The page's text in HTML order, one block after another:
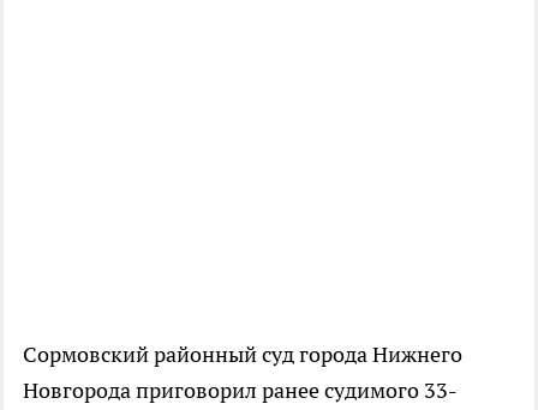
Сормовский районный суд города Нижнего
Новгорода приговорил ранее судимого 33-